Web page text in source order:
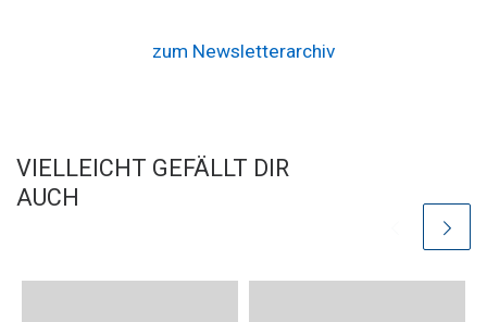
zum Newsletterarchiv
VIELLEICHT GEFÄLLT DIR
AUCH